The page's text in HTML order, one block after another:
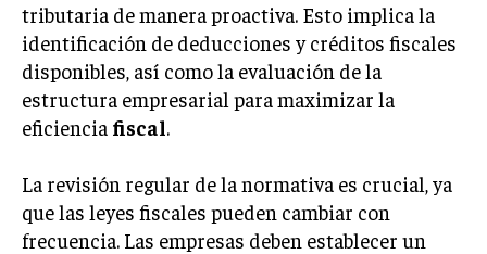
tributaria de manera proactiva. Esto implica la
identificación de deducciones y créditos fiscales
disponibles, así como la evaluación de la
estructura empresarial para maximizar la
eficiencia fiscal.
La revisión regular de la normativa es crucial, ya
que las leyes fiscales pueden cambiar con
frecuencia. Las empresas deben establecer un